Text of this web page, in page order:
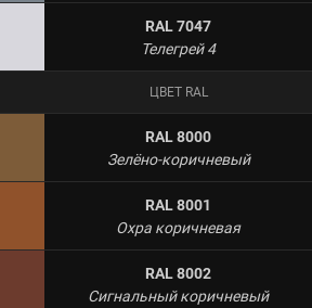
RAL 7047
Телегрей 4
ЦВЕТ RAL
RAL 8000
Зелёно-коричневый
RAL 8001
Охра коричневая
RAL 8002
Сигнальный коричневый